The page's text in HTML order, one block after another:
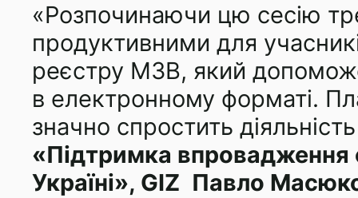
«Розпочинаючи цю сесію
продуктивними для
реєстру МЗВ, який
в електронному форматі.
значно спростить
«Підтримка впровадження
Україні», GIZ Павло